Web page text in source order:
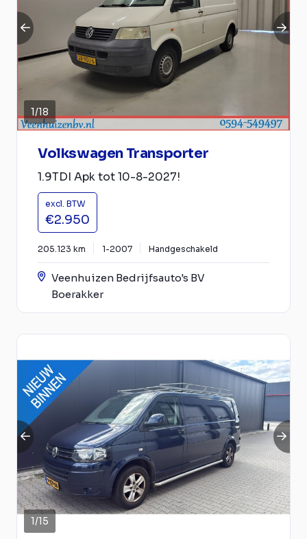
1/18
Volkswagen Transporter
1.9TDI Apk tot 10-8-2027!
excl. BTW
€2.950
205.123 km 1-2007 Handgeschakeld
Veenhuizen Bedrijfsauto's BV
Boerakker
1/15